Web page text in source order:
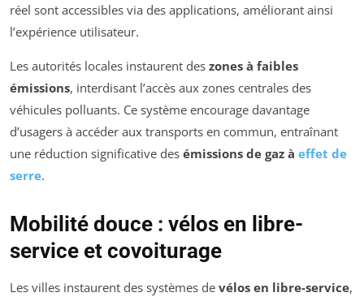
réel sont accessibles via des applications, améliorant ainsi
l’expérience utilisateur.
Les autorités locales instaurent des zones à faibles
émissions, interdisant l’accès aux zones centrales des
véhicules polluants. Ce système encourage davantage
d’usagers à accéder aux transports en commun, entraînant
une réduction significative des émissions de gaz à effet de
serre.
Mobilité douce : vélos en libre-
service et covoiturage
Les villes instaurent des systèmes de vélos en libre-service,